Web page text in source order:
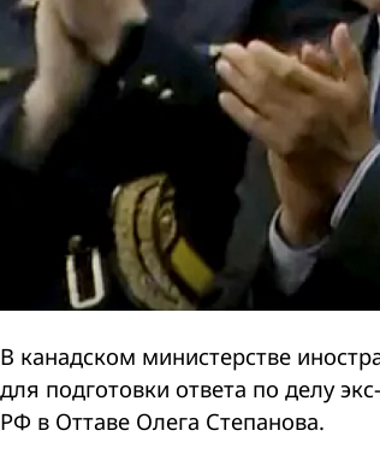
В канадском министерстве
для подготовки ответа по делу
РФ в Оттаве Олега Степанова.